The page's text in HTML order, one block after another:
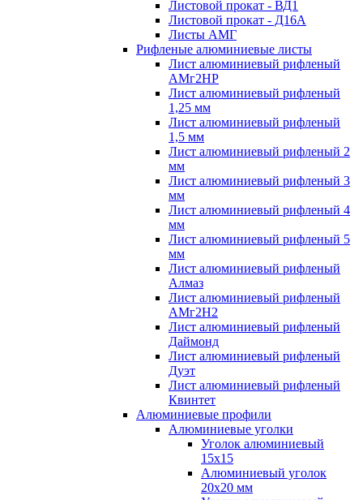
Листовой прокат - ВД1
Листовой прокат - Д16А
Листы АМГ
Рифленые алюминиевые листы
Лист алюминиевый рифленый
АМг2НР
Лист алюминиевый рифленый
1,25 мм
Лист алюминиевый рифленый
1,5 мм
Лист алюминиевый рифленый 2
мм
Лист алюминиевый рифленый 3
мм
Лист алюминиевый рифленый 4
мм
Лист алюминиевый рифленый 5
мм
Лист алюминиевый рифленый
Алмаз
Лист алюминиевый рифленый
АМг2Н2
Лист алюминиевый рифленый
Даймонд
Лист алюминиевый рифленый
Дуэт
Лист алюминиевый рифленый
Квинтет
Алюминиевые профили
Алюминиевые уголки
Уголок алюминиевый
15х15
Алюминиевый уголок
20х20 мм